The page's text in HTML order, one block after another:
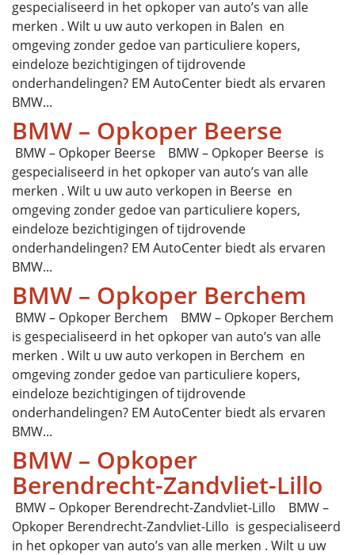
gespecialiseerd in het opkoper van auto’s van alle
merken . Wilt u uw auto verkopen in Balen en
omgeving zonder gedoe van particuliere kopers,
eindeloze bezichtigingen of tijdrovende
onderhandelingen? EM AutoCenter biedt als ervaren
BMW...
BMW – Opkoper Beerse
BMW – Opkoper Beerse BMW – Opkoper Beerse is
gespecialiseerd in het opkoper van auto’s van alle
merken . Wilt u uw auto verkopen in Beerse en
omgeving zonder gedoe van particuliere kopers,
eindeloze bezichtigingen of tijdrovende
onderhandelingen? EM AutoCenter biedt als ervaren
BMW...
BMW – Opkoper Berchem
BMW – Opkoper Berchem BMW – Opkoper Berchem
is gespecialiseerd in het opkoper van auto’s van alle
merken . Wilt u uw auto verkopen in Berchem en
omgeving zonder gedoe van particuliere kopers,
eindeloze bezichtigingen of tijdrovende
onderhandelingen? EM AutoCenter biedt als ervaren
BMW...
BMW – Opkoper
Berendrecht-Zandvliet-Lillo
BMW – Opkoper Berendrecht-Zandvliet-Lillo BMW –
Opkoper Berendrecht-Zandvliet-Lillo is gespecialiseerd
in het opkoper van auto’s van alle merken . Wilt u uw